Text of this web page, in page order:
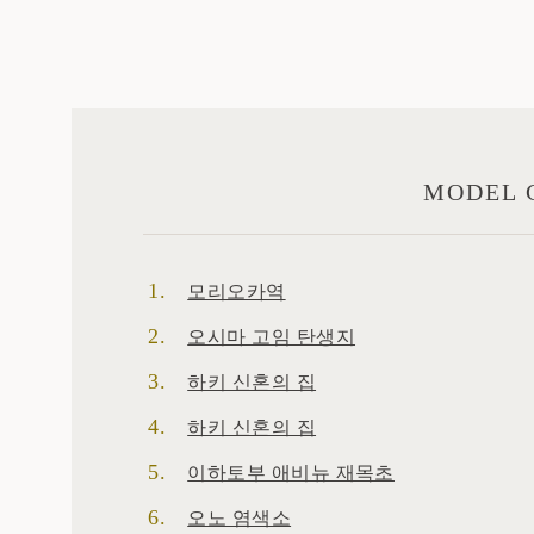
MODEL
모리오카역
오시마 고임 탄생지
하키 신혼의 집
하키 신혼의 집
이하토부 애비뉴 재목초
오노 염색소